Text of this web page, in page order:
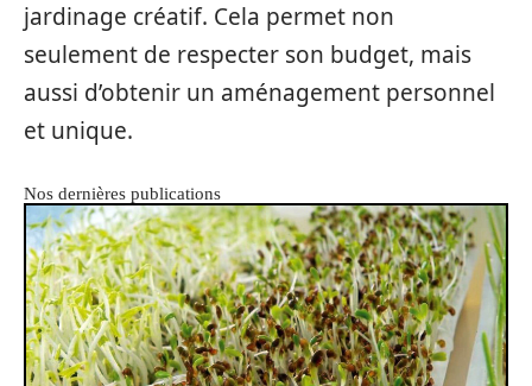
jardinage créatif. Cela permet non
seulement de respecter son budget, mais
aussi d’obtenir un aménagement personnel
et unique.
Nos dernières publications